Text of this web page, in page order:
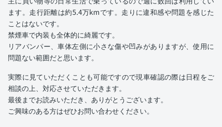
ます。走行距離は約5.4万kmです。走りに違和感や問題を感じた
ことはないです。
禁煙車で内装も全体的に綺麗です。
リアバンパー、車体左側に小さな傷や凹みがありますが、使用に
問題ない範囲だと思います。
実際に見ていただくことも可能ですので現車確認の際は日程をご
相談の上、対応させていただきます。
最後までお読みいただき、ありがとうございます。
ご興味のある方はぜひお問い合わせください。